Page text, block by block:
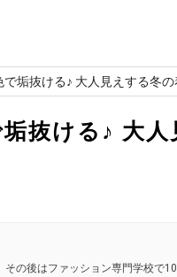
垢抜ける♪ 大人見えする冬
抜ける♪ 大
の後はファッション専門学校で